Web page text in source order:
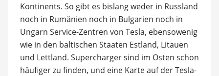
Kontinents. So gibt es bislang weder in Russland
noch in Rumänien noch in Bulgarien noch in
Ungarn Service-Zentren von Tesla, ebensowenig
wie in den baltischen Staaten Estland, Litauen
und Lettland. Supercharger sind im Osten schon
häufiger zu finden, und eine Karte auf der Tesla-